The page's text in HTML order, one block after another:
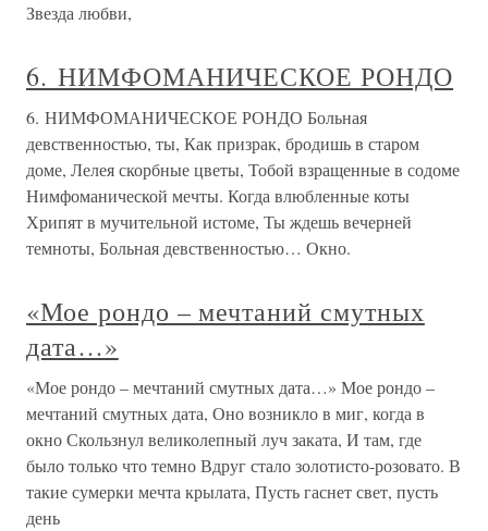
Звезда любви,
6. НИМФОМАНИЧЕСКОЕ РОНДО
6. НИМФОМАНИЧЕСКОЕ РОНДО Больная
девственностью, ты, Как призрак, бродишь в старом
доме, Лелея скорбные цветы, Тобой взращенные в содоме
Нимфоманической мечты. Когда влюбленные коты
Хрипят в мучительной истоме, Ты ждешь вечерней
темноты, Больная девственностью… Окно.
«Мое рондо – мечтаний смутных
дата…»
«Мое рондо – мечтаний смутных дата…» Мое рондо –
мечтаний смутных дата, Оно возникло в миг, когда в
окно Скользнул великолепный луч заката, И там, где
было только что темно Вдруг стало золотисто-розовато. В
такие сумерки мечта крылата, Пусть гаснет свет, пусть
день